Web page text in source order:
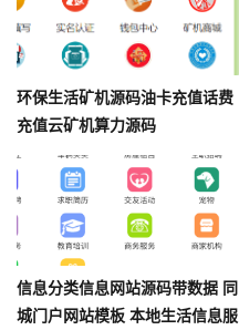
环保生活矿机源码油卡充值话费
充值云矿机算力源码
信息分类信息网站源码带数据 同
城门户网站模板 本地生活信息服